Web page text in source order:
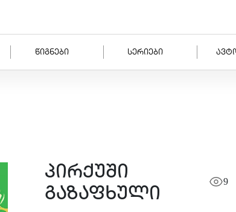
წიგნები სერიები
პირქუში
გაზაფხული
9